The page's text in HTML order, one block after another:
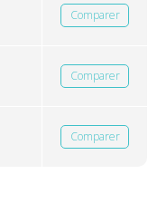
Comparer
Comparer
Comparer